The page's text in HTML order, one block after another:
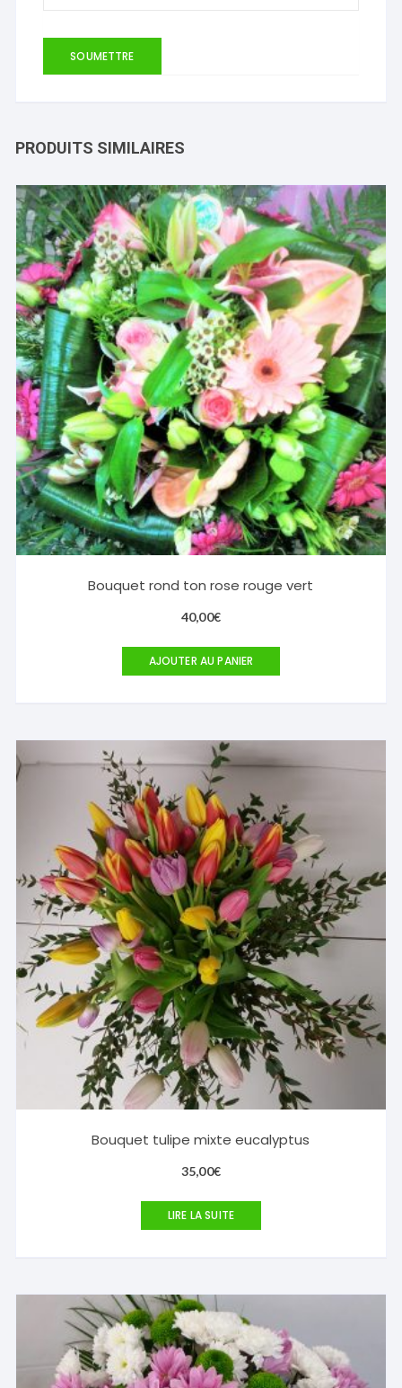
PRODUITS SIMILAIRES
Bouquet rond ton rose rouge vert
40,00€
AJOUTER AU PANIER
Bouquet tulipe mixte eucalyptus
35,00€
LIRE LA SUITE